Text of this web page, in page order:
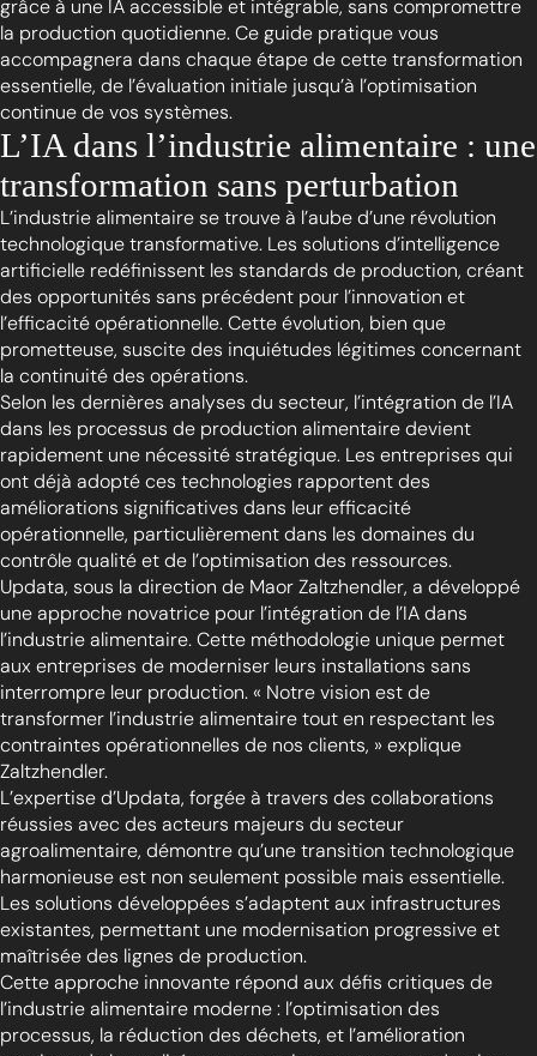
grâce à une IA accessible et intégrable, sans compromettre
la production quotidienne. Ce guide pratique vous
accompagnera dans chaque étape de cette transformation
essentielle, de l’évaluation initiale jusqu’à l’optimisation
continue de vos systèmes.
L’IA dans l’industrie alimentaire : une
transformation sans perturbation
L’industrie alimentaire se trouve à l’aube d’une révolution
technologique transformative. Les solutions d’intelligence
artificielle redéfinissent les standards de production, créant
des opportunités sans précédent pour l’innovation et
l’efficacité opérationnelle. Cette évolution, bien que
prometteuse, suscite des inquiétudes légitimes concernant
la continuité des opérations.
Selon les dernières analyses du secteur, l’intégration de l’IA
dans les processus de production alimentaire devient
rapidement une nécessité stratégique. Les entreprises qui
ont déjà adopté ces technologies rapportent des
améliorations significatives dans leur efficacité
opérationnelle, particulièrement dans les domaines du
contrôle qualité et de l’optimisation des ressources.
Updata, sous la direction de Maor Zaltzhendler, a développé
une approche novatrice pour l’intégration de l’IA dans
l’industrie alimentaire. Cette méthodologie unique permet
aux entreprises de moderniser leurs installations sans
interrompre leur production. « Notre vision est de
transformer l’industrie alimentaire tout en respectant les
contraintes opérationnelles de nos clients, » explique
Zaltzhendler.
L’expertise d’Updata, forgée à travers des collaborations
réussies avec des acteurs majeurs du secteur
agroalimentaire, démontre qu’une transition technologique
harmonieuse est non seulement possible mais essentielle.
Les solutions développées s’adaptent aux infrastructures
existantes, permettant une modernisation progressive et
maîtrisée des lignes de production.
Cette approche innovante répond aux défis critiques de
l’industrie alimentaire moderne : l’optimisation des
processus, la réduction des déchets, et l’amélioration